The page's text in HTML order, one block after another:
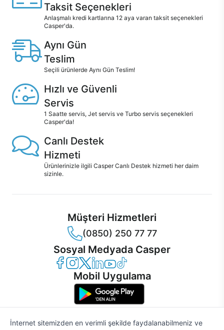
Taksit Seçenekleri
Anlaşmalı kredi kartlarına 12 aya varan taksit seçenekleri
Casper'da.
Aynı Gün
Teslim
Seçili ürünlerde Aynı Gün Teslim!
Hızlı ve Güvenli
Servis
1 Saatte servis, Jet servis ve Turbo servis seçenekleri
Casper'da!
Canlı Destek
Hizmeti
Ürünlerinizle ilgili Casper Canlı Destek hizmeti her daim
sizinle.
Müşteri Hizmetleri
(0850) 250 77 77
Sosyal Medyada Casper
Casper Facebook
Casper Instagram
Casper Twitter
Casper LinkedIn
Casper YouTube
Casper TikTok
Mobil Uygulama
İnternet sitemizden en verimli şekilde faydalanabilmeniz ve